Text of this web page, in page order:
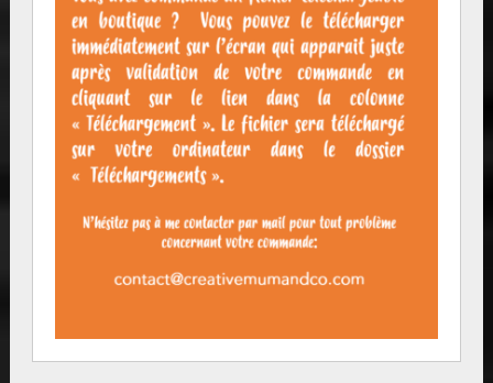
Rechercher
RECHERCHER